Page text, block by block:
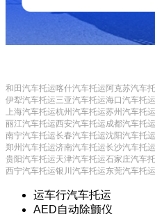
和田汽车托运喀什汽车托运阿克苏汽车
伊犁汽车托运三亚汽车托运海口汽车托运
上海汽车托运杭州汽车托运苏州汽车托运
丽江汽车托运西安汽车托运成都汽车托运
南宁汽车托运长春汽车托运沈阳汽车托运
郑州汽车托运济南汽车托运长沙汽车托运
贵阳汽车托运天津汽车托运石家庄汽车
西宁汽车托运银川汽车托运东莞汽车托运
运车行汽车托运
AED自动除颤仪